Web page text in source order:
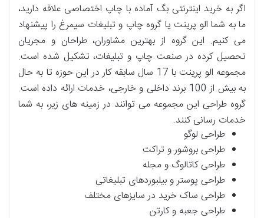
اگر به خرید اینترنتی بگ آماده با چاپ اختصاصی علاقه دارید،
ما به شما الو پرینت یا گروه چاپ و تبلیغات سیمرغ را پیشنهاد
می کنیم. این گروه از بهترین مشاوران، طراحان و مجریان
تحصیل کرده در صنعت چاپ و تبلیغات، تشکیل شده است.
مجموعه الو پرینت با 17 سال سابقه کار در این حوزه تا به حال
به بیش از 100 برند داخلی و خارجی، خدمات ارائه داده است.
گروه طراحی این مجموعه می توانند در زمینه های زیر، به شما
خدمات رسانی کنند.
طراحی لوگو
طراحی بروشور و تراکت
طراحی کاتالوگ و مجله
طراحی پوستر و بیلبوردهای تبلیغاتی
طراحی ساک خرید در سایزهای مختلف
طراحی جعبه و کارتن